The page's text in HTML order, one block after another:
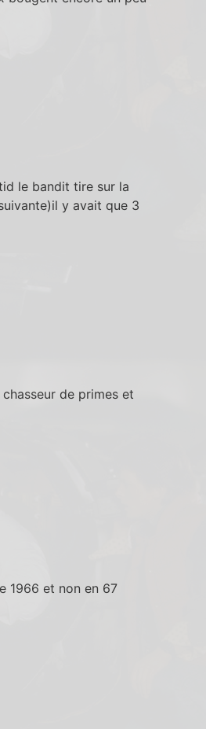
le bandit tire sur la
y avait que 3
de primes et
1966 et non en 67